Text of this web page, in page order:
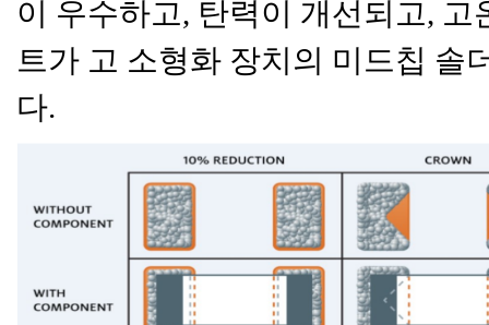
이 우수하고, 탄력이 개선되고,
트가 고 소형화 장치의 미드칩 솔
다.